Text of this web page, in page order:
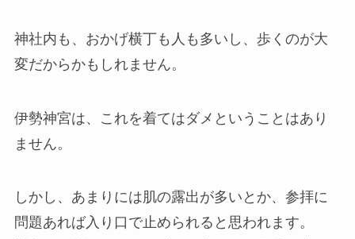
神社内も、おかげ横丁も人も多いし、歩くのが大
変だからかもしれません。
伊勢神宮は、これを着てはダメということはあり
ません。
しかし、あまりには肌の露出が多いとか、参拝に
問題あれば入り口で止められると思われます。